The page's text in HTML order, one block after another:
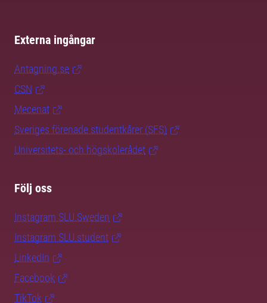
Externa ingångar
Antagning.se
CSN
Mecenat
Sveriges förenade studentkårer (SFS)
Universitets- och högskolerådet
Följ oss
Instagram SLU.Sweden
Instagram SLU.student
LinkedIn
Facebook
TikTok